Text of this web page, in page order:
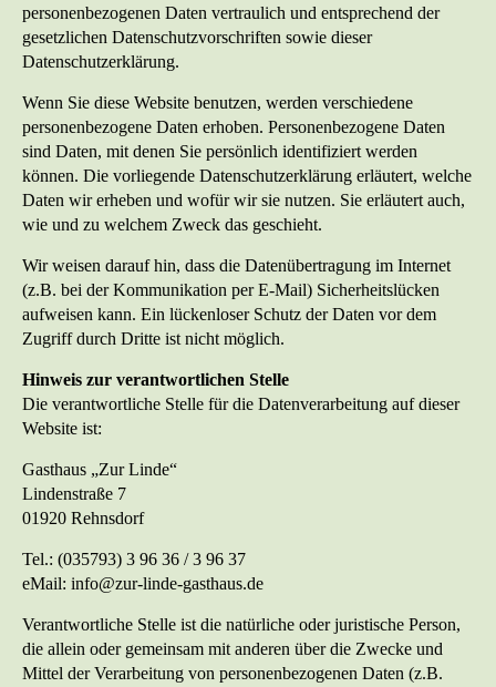
personenbezogenen Daten vertraulich und entsprechend der
gesetzlichen Datenschutzvorschriften sowie dieser
Datenschutzerklärung.
Wenn Sie diese Website benutzen, werden verschiedene
personenbezogene Daten erhoben. Personenbezogene Daten
sind Daten, mit denen Sie persönlich identifiziert werden
können. Die vorliegende Datenschutzerklärung erläutert, welche
Daten wir erheben und wofür wir sie nutzen. Sie erläutert auch,
wie und zu welchem Zweck das geschieht.
Wir weisen darauf hin, dass die Datenübertragung im Internet
(z.B. bei der Kommunikation per E-Mail) Sicherheitslücken
aufweisen kann. Ein lückenloser Schutz der Daten vor dem
Zugriff durch Dritte ist nicht möglich.
Hinweis zur verantwortlichen Stelle
Die verantwortliche Stelle für die Datenverarbeitung auf dieser
Website ist:
Gasthaus „Zur Linde“
Lindenstraße 7
01920 Rehnsdorf
Tel.: (035793) 3 96 36 / 3 96 37
eMail: info@zur-linde-gasthaus.de
Verantwortliche Stelle ist die natürliche oder juristische Person,
die allein oder gemeinsam mit anderen über die Zwecke und
Mittel der Verarbeitung von personenbezogenen Daten (z.B.